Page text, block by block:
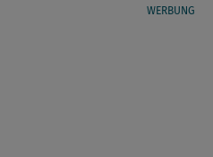
WERBUNG